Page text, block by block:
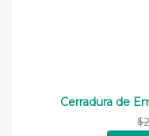
Cerradura de